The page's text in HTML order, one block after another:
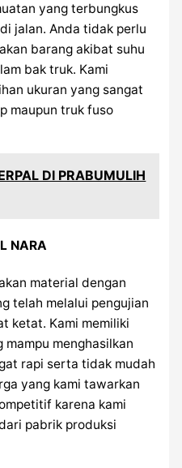
yang terbungkus
jalan. Anda tidak perlu
barang akibat suhu
bak truk. Kami
ukuran yang sangat
maupun truk fuso
DI PRABUMULIH
NARA
material dengan
telah melalui pengujian
ketat. Kami memiliki
menghasilkan
rapi serta tidak mudah
yang kami tawarkan
karena kami
pabrik produksi